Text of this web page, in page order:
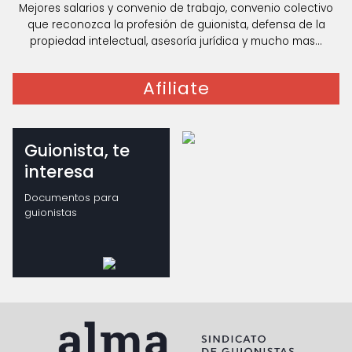
Mejores salarios y convenio de trabajo, convenio colectivo
que reconozca la profesión de guionista, defensa de la
propiedad intelectual, asesoría jurídica y mucho mas...
Afiliate
Guionista, te
interesa
Documentos para
guionistas